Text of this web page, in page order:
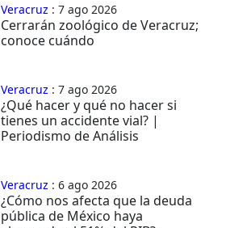
Veracruz : 7 ago 2026
Cerrarán zoológico de Veracruz;
conoce cuándo
Veracruz : 7 ago 2026
¿Qué hacer y qué no hacer si
tienes un accidente vial? |
Periodismo de Análisis
Veracruz : 6 ago 2026
¿Cómo nos afecta que la deuda
pública de México haya